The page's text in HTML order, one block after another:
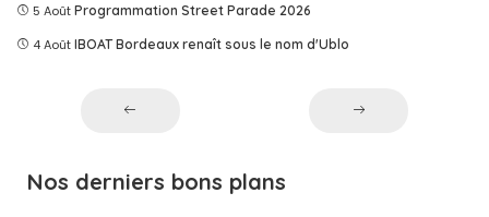
5 Août Programmation Street Parade 2026
4 Août IBOAT Bordeaux renaît sous le nom d'Ublo
Nos derniers bons plans